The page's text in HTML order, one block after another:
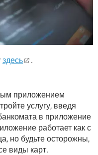
здесь .
приложением
услугу, введя
в приложение
работает как с
но будьте осторожны,
виды карт.